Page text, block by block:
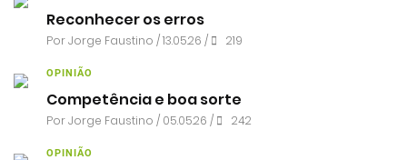
Reconhecer os erros
PorJorge Faustino / 13.05.26 / 219
OPINIÃO
Competência e boa sorte
PorJorge Faustino / 05.05.26 / 242
OPINIÃO